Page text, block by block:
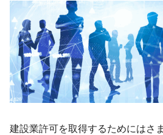
建設業許可を取得するためにはさ